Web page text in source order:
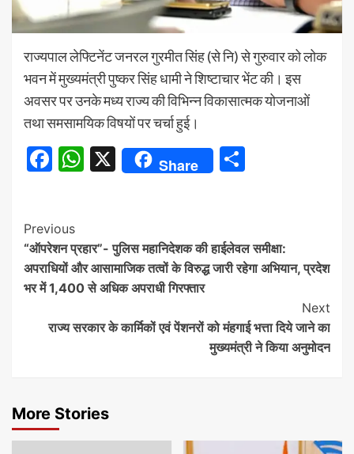
राज्यपाल लेफ्टिनेंट जनरल गुरमीत सिंह (से नि) से गुरुवार को लोक
भवन में मुख्यमंत्री पुष्कर सिंह धामी ने शिष्टाचार भेंट की। इस
अवसर पर उनके मध्य राज्य की विभिन्न विकासात्मक योजनाओं
तथा समसामयिक विषयों पर चर्चा हुई।
Facebook
WhatsApp
X Share
Continue
Reading
Previous
“ऑपरेशन प्रहार”- पुलिस महानिदेशक की हाईलेवल समीक्षा:
अपराधियों और आसामाजिक तत्वों के विरुद्ध जारी रहेगा अभियान, प्रदेश
भर में 1,400 से अधिक अपराधी गिरफ्तार
Next
राज्य सरकार के कार्मिकों एवं पेंशनरों को मंहगाई भत्ता दिये जाने का
मुख्यमंत्री ने किया अनुमोदन
More Stories